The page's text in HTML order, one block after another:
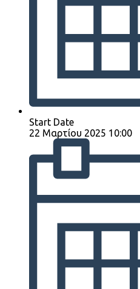
Start Date
22 Μαρτίου 2025 10:00